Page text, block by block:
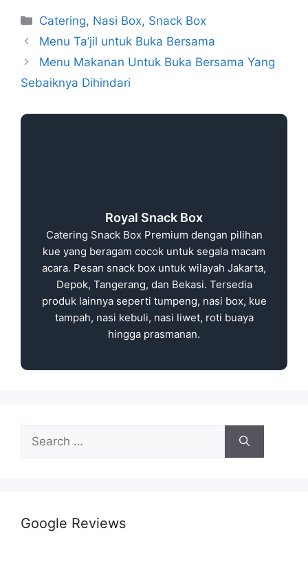
Catering, Nasi Box, Snack Box
Menu Ta’jil untuk Buka Bersama
Menu Makanan Untuk Buka Bersama Yang
Sebaiknya Dihindari
Royal Snack Box
Catering Snack Box Premium dengan pilihan
kue yang beragam cocok untuk segala macam
acara. Pesan snack box untuk wilayah Jakarta,
Depok, Tangerang, dan Bekasi. Tersedia
produk lainnya seperti tumpeng, nasi box, kue
tampah, nasi kebuli, nasi liwet, roti buaya
hingga prasmanan.
Google Reviews